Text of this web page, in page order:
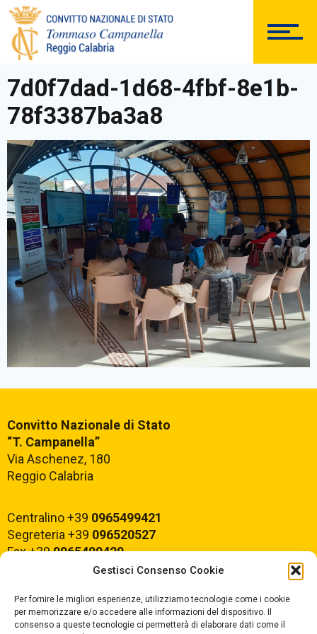
Gestisci Consenso Cookie
Per fornire le migliori esperienze, utilizziamo tecnologie come i cookie
per memorizzare e/o accedere alle informazioni del dispositivo. Il
consenso a queste tecnologie ci permetterà di elaborare dati come il
ISTITUTO
DOCUMENTAZIONE
PERSONALE
Comunicazioni Esterne
BACHECA SINDACALE
Cerca
7d0f7dad-1d68-4fbf-8e1b-
78f3387ba3a8
Convitto Nazionale di Stato
“T. Campanella”
Via Aschenez, 180
Reggio Calabria
Centralino +39 0965499421
Segreteria +39 096520527
Fax +390965499420
E-mail: rcvc010005@istruzione.it
PEC:rcvc010005@pec.istruzione.it